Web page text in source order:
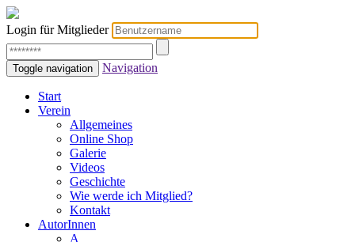
Login für Mitglieder
Toggle navigation Navigation
Start
Verein
Allgemeines
Online Shop
Galerie
Videos
Geschichte
Wie werde ich Mitglied?
Kontakt
AutorInnen
A